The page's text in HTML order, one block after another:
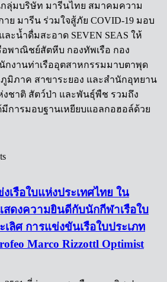
กลุ่มบริษัท มารีนไทย สมาคมความ
ย มารีน ร่วมใจสู้ภัย COVID-19 มอบ
ะน้ำดื่มสะอาด SEVEN SEAS ให้
อพาณิชย์สัตหีบ กองทัพเรือ กอง
กงานท่าเรืออุตสาหกรรมมาบตาพุด
ภูมิภาค สาขาระยอง และสำนักอุทยาน
ชาติ สัตว์ป่า และพันธุ์พืช รวมถึง
มีการมอบฐานเหยียบแอลกอฮอล์ด้วย
รือใบแห่งประเทศไทย ใน
ดงความยินดีกับนักกีฬาเรือใบ
ลิศ การแข่งขันเรือใบประเภท
Marco Rizzottl Optimist